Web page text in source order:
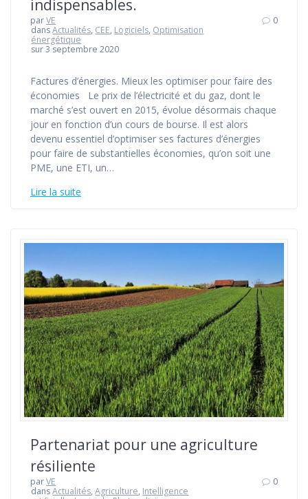
indispensables.
parVE
dansActualités, CEE, Logiciels, Optimisation
énergétique
sur 3 septembre 2020
0
Factures d’énergies. Mieux les optimiser pour faire des
économies Le prix de l’électricité et du gaz, dont le
marché s’est ouvert en 2015, évolue désormais chaque
jour en fonction d’un cours de bourse. Il est alors
devenu essentiel d’optimiser ses factures d’énergies
pour faire de substantielles économies, qu’on soit une
PME, une ETI, un…
Lire la suite
Partenariat pour une agriculture
résiliente
parVE
dansActualités,Agriculture, Intelligence
0